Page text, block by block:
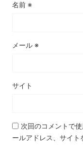
名前 ※
メール ※
サイト
次回のコメントで
ールアドレス、サイト